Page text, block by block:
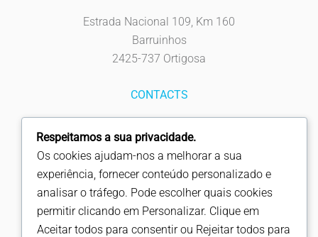
Estrada Nacional 109, Km 160
Barruinhos
2425-737 Ortigosa
CONTACTS
Fax: 244 619 939
info@fapicentro.pt
FOLLOW US
Respeitamos a sua privacidade.
Os cookies ajudam-nos a melhorar a sua
experiência, fornecer conteúdo personalizado e
analisar o tráfego. Pode escolher quais cookies
permitir clicando em Personalizar. Clique em
Aceitar todos para consentir ou Rejeitar todos para